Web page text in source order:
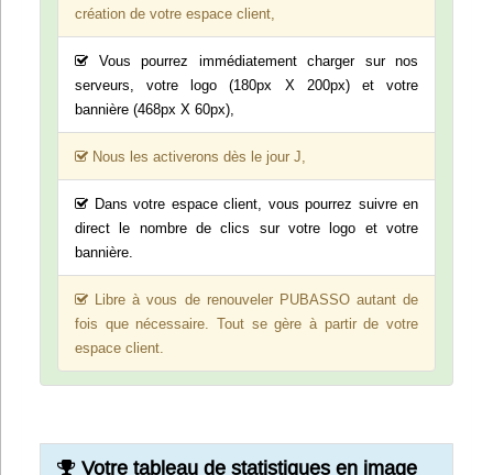
création de votre espace client,
Vous pourrez immédiatement charger sur nos
serveurs, votre logo (180px X 200px) et votre
bannière (468px X 60px),
Nous les activerons dès le jour J,
Dans votre espace client, vous pourrez suivre en
direct le nombre de clics sur votre logo et votre
bannière.
Libre à vous de renouveler PUBASSO autant de
fois que nécessaire. Tout se gère à partir de votre
espace client.
Votre tableau de statistiques en image